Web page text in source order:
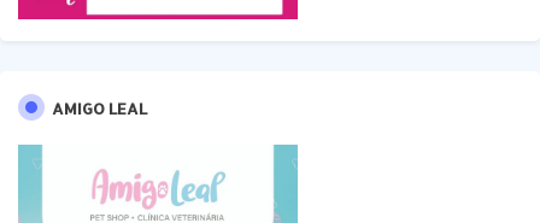
AMIGO LEAL